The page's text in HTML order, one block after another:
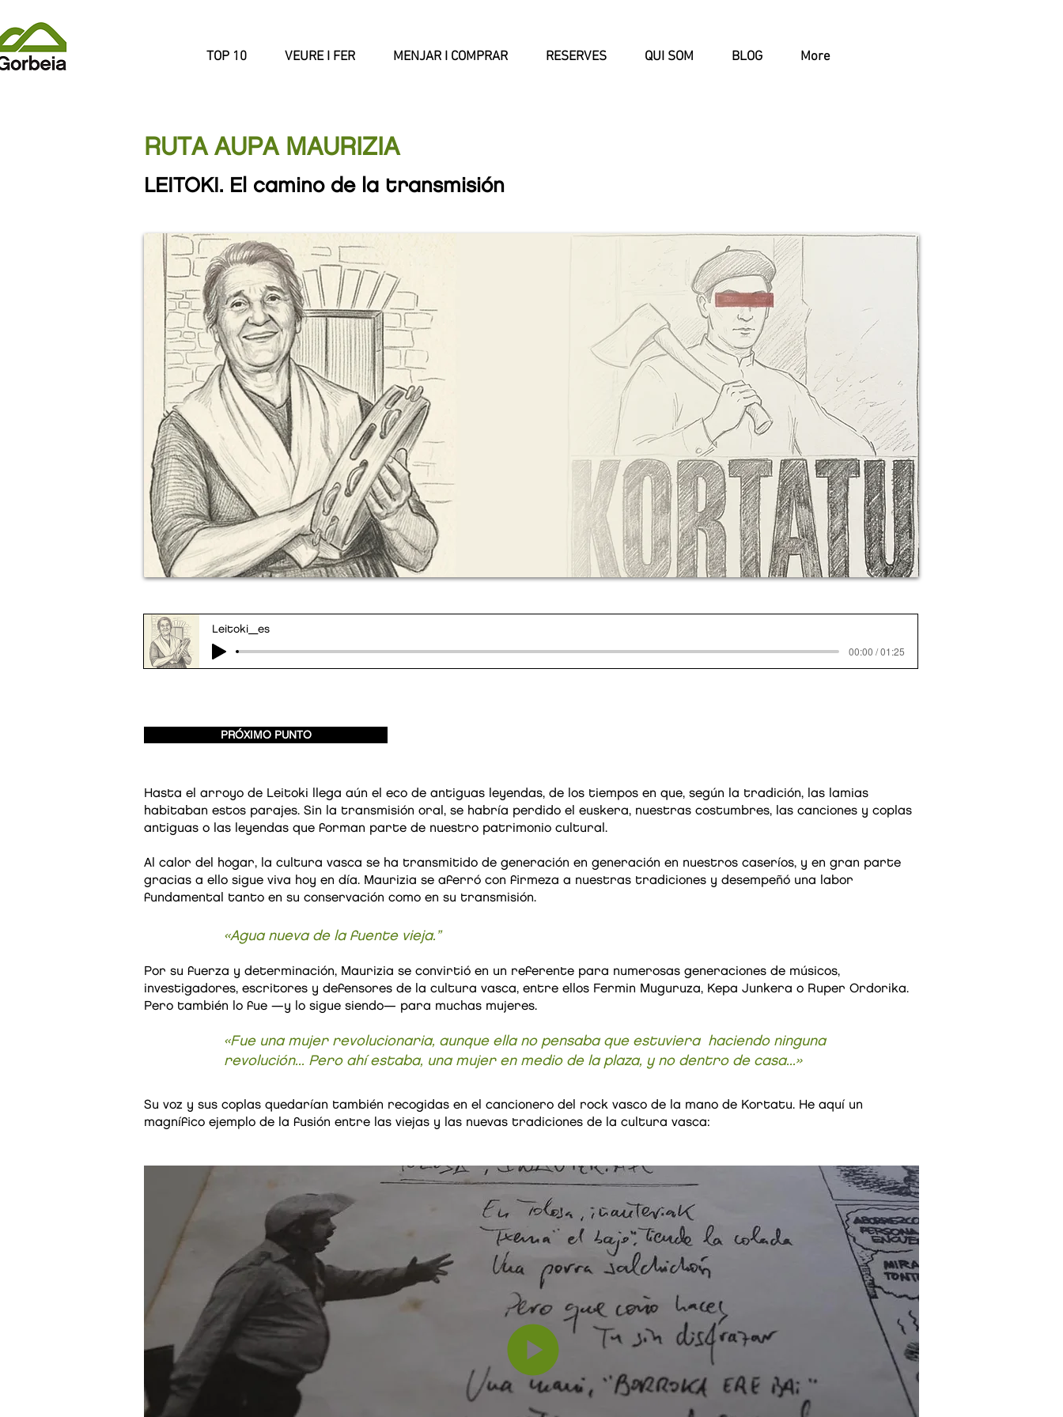
TOP 10 VEURE I FER MENJAR I COMPRAR RESERVES QUI SOM BLOG More
RUTA AUPA MAURIZIA
LEITOKI. El camino de la transmisión
Leitoki_es
00:00 / 01:25
PRÓXIMO PUNTO
Hasta el arroyo de Leitoki llega aún el eco de antiguas leyendas, de los tiempos en que, según la tradición, las lamias
habitaban estos parajes. Sin la transmisión oral, se habría perdido el euskera, nuestras costumbres, las canciones y coplas
antiguas o las leyendas que forman parte de nuestro patrimonio cultural.
Al calor del hogar, la cultura vasca se ha transmitido de generación en generación en nuestros caseríos, y en gran parte
gracias a ello sigue viva hoy en día. Maurizia se aferró con firmeza a nuestras tradiciones y desempeñó una labor
fundamental tanto en su conservación como en su transmisión.
«Agua nueva de la fuente vieja.”
Por su fuerza y determinación, Maurizia se convirtió en un referente para numerosas generaciones de músicos,
investigadores, escritores y defensores de la cultura vasca, entre ellos Fermin Muguruza, Kepa Junkera o Ruper Ordorika.
Pero también lo fue —y lo sigue siendo— para muchas mujeres.
«Fue una mujer revolucionaria, aunque ella no pensaba que estuviera haciendo ninguna
revolución... Pero ahí estaba, una mujer en medio de la plaza, y no dentro de casa...»
Su voz y sus coplas quedarían también recogidas en el cancionero del rock vasco de la mano de Kortatu. He aquí un
magnífico ejemplo de la fusión entre las viejas y las nuevas tradiciones de la cultura vasca: